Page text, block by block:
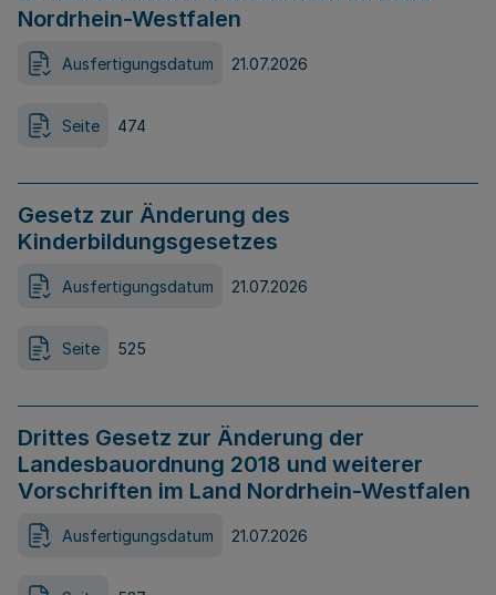
Nordrhein-Westfalen
Ausfertigungsdatum 21.07.2026
Seite 474
Gesetz zur Änderung des
Kinderbildungsgesetzes
Ausfertigungsdatum 21.07.2026
Seite 525
Drittes Gesetz zur Änderung der
Landesbauordnung 2018 und weiterer
Vorschriften im Land Nordrhein-Westfalen
Ausfertigungsdatum 21.07.2026